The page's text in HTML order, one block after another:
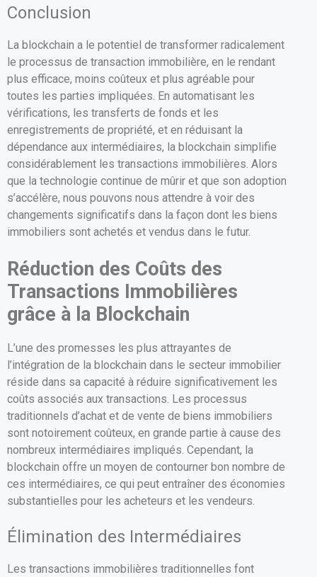
Conclusion
La blockchain a le potentiel de transformer radicalement
le processus de transaction immobilière, en le rendant
plus efficace, moins coûteux et plus agréable pour
toutes les parties impliquées. En automatisant les
vérifications, les transferts de fonds et les
enregistrements de propriété, et en réduisant la
dépendance aux intermédiaires, la blockchain simplifie
considérablement les transactions immobilières. Alors
que la technologie continue de mûrir et que son adoption
s’accélère, nous pouvons nous attendre à voir des
changements significatifs dans la façon dont les biens
immobiliers sont achetés et vendus dans le futur.
Réduction des Coûts des
Transactions Immobilières
grâce à la Blockchain
L’une des promesses les plus attrayantes de
l’intégration de la blockchain dans le secteur immobilier
réside dans sa capacité à réduire significativement les
coûts associés aux transactions. Les processus
traditionnels d’achat et de vente de biens immobiliers
sont notoirement coûteux, en grande partie à cause des
nombreux intermédiaires impliqués. Cependant, la
blockchain offre un moyen de contourner bon nombre de
ces intermédiaires, ce qui peut entraîner des économies
substantielles pour les acheteurs et les vendeurs.
Élimination des Intermédiaires
Les transactions immobilières traditionnelles font